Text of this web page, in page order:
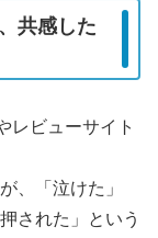
共感した
レビューサイト
、「泣けた」
された」という